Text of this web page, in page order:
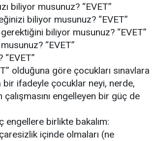
biliyor musunuz? “EVET”
biliyor musunuz? “EVET”
biliyor musunuz? “EVET”
“EVET”
“EVET”
olduğuna göre çocukları sınavlara
bir ifadeyle çocuklar neyi, nerde,
çalışmasını engelleyen bir güç de
engellere birlikte bakalım:
içinde olmaları (ne